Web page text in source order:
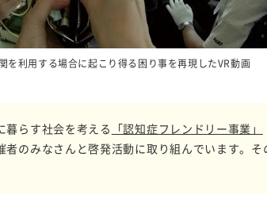
を利用する場合に起こり得る困り事を再現したVR動画
暮らす社会を考える 「認知症フレンドリー事業」
のみなさんと啓発活動に取り組んでいます。そ